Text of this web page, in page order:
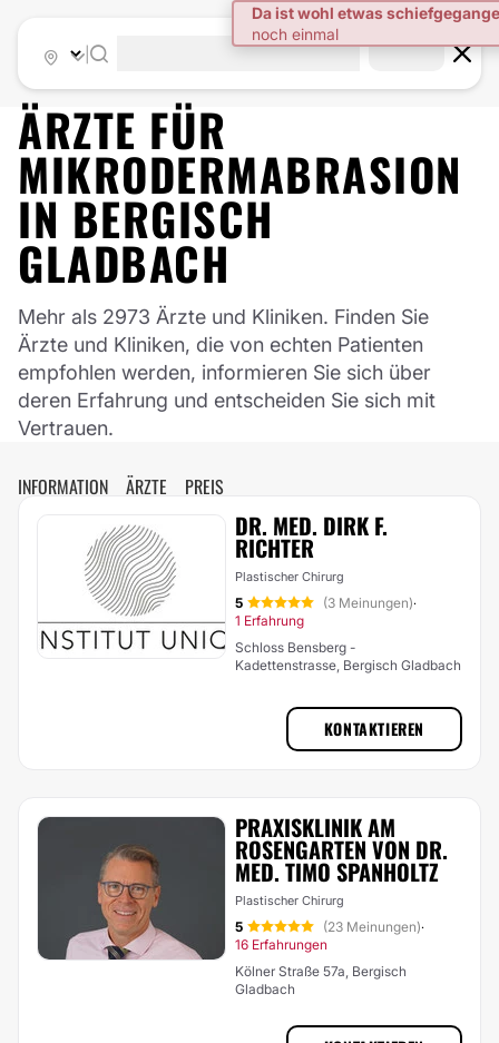
ÄRZTE FÜR
MIKRODERMABRASION
IN BERGISCH
GLADBACH
Mehr als 2973 Ärzte und Kliniken. Finden Sie
Ärzte und Kliniken, die von echten Patienten
empfohlen werden, informieren Sie sich über
deren Erfahrung und entscheiden Sie sich mit
Vertrauen.
INFORMATION ÄRZTE PREIS
DR. MED. DIRK F.
RICHTER
Plastischer Chirurg
5 (3 Meinungen)·
1 Erfahrung
Schloss Bensberg -
Kadettenstrasse, Bergisch Gladbach
KONTAKTIEREN
PRAXISKLINIK AM
ROSENGARTEN VON DR.
MED. TIMO SPANHOLTZ
Plastischer Chirurg
5 (23 Meinungen)·
16 Erfahrungen
Kölner Straße 57a, Bergisch
Gladbach